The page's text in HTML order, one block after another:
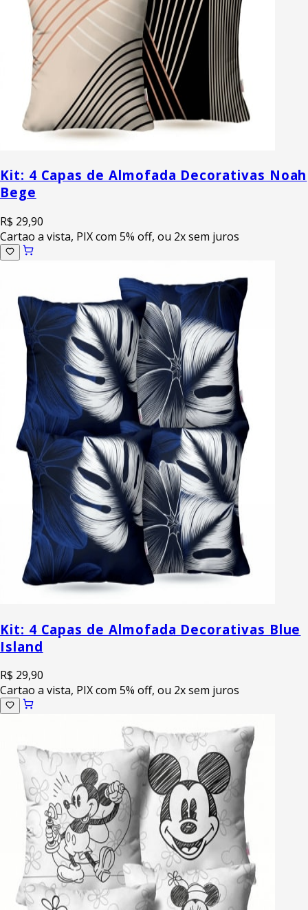
Kit: 4 Capas de Almofada Decorativas Noah
Bege
R$ 29,90
Cartao a vista, PIX com 5% off, ou 2x sem juros
Kit: 4 Capas de Almofada Decorativas Blue
Island
R$ 29,90
Cartao a vista, PIX com 5% off, ou 2x sem juros